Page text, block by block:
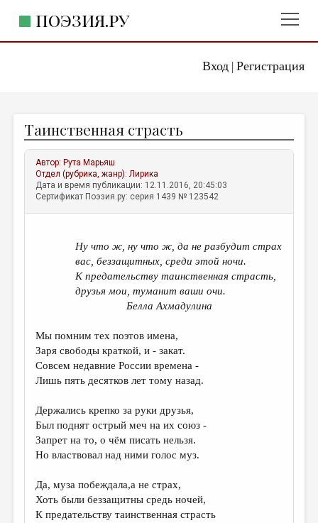
Вход| Регистрация
ПОЭЗИЯ.РУ
ЖАНРЫ
АВТОРЫ
КОММЕНТАРИИ
ЛИТСАЛОН
ПРАВИЛА САЙТА
ОТДЕЛЫ И РУБРИКИ
ДАЙДЖЕСТ
ПРОИЗВЕДЕНИЯ
ПЕРЕВОДЫ
КОНКУРСЫ
ДЕТСКАЯ КОМНАТА
КНИЖНАЯ ПОЛКА
ОБЗОР ЛИТЕРАТУРЫ
СТРАНИЦЫ ПАМЯТИ
Таинственная страсть
Автор: Рута Марьяш
Отдел (рубрика, жанр):Лирика
Дата и время публикации: 12.11.2016, 20:45:03
Сертификат Поэзия.ру: серия 1439 № 123542
Ну что ж, ну что ж, да не разбудит страх
вас, беззащитных, среди этой ночи.
К предательству таинственная страсть,
друзья мои, туманит ваши очи.
Белла Ахмадулина
Мы помним тех поэтов имена,
Заря свободы краткой, и - закат.
Совсем недавние России времена -
Лишь пять десятков лет тому назад.
Держались крепко за руки друзья,
Был поднят острый меч на их союз -
Запрет на то, о чём писать нельзя.
Но властвовал над ними голос муз.
Да, муза побеждала,а не страх,
Хоть были беззащитны средь ночей,
К предательству таинственная страсть